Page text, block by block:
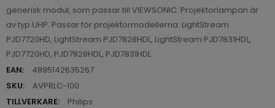
generisk modul, som passar till VIEWSONIC. Projektorlampan är
av typ UHP. Passar för projektormodellerna: LightStream
PJD7720HD, LightStream PJD7828HDL, LightStream PJD7831HDL,
PJD7720HD, PJD7828HDL, PJD7831HDL
EAN:
4895142635267
SKU:
AVPRLC-100
TILLVERKARE:
Philips